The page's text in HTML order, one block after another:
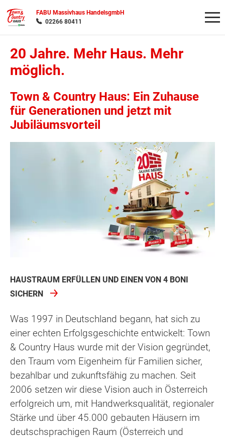
FABU Massivhaus HandelsgmbH
02266 80411
20 Jahre. Mehr Haus. Mehr
möglich.
Town & Country Haus: Ein Zuhause
für Generationen und jetzt mit
Jubiläumsvorteil
HAUSTRAUM ERFÜLLEN UND EINEN VON 4 BONI
SICHERN
Was 1997 in Deutschland begann, hat sich zu
einer echten Erfolgsgeschichte entwickelt: Town
& Country Haus wurde mit der Vision gegründet,
den Traum vom Eigenheim für Familien sicher,
bezahlbar und zukunftsfähig zu machen. Seit
2006 setzen wir diese Vision auch in Österreich
erfolgreich um, mit Handwerksqualität, regionaler
Stärke und über 45.000 gebauten Häusern im
deutschsprachigen Raum (Österreich und
Wonach möchten Sie suchen?